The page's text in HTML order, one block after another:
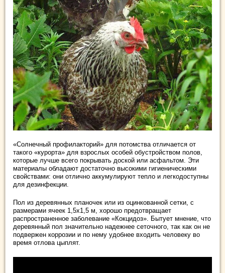
«Солнечный профилакторий» для потомства отличается от
такого «курорта» для взрослых особей обустройством полов,
которые лучше всего покрывать доской или асфальтом. Эти
материалы обладают достаточно высокими гигиеническими
свойствами: они отлично аккумулируют тепло и легкодоступны
для дезинфекции.
Пол из деревянных планочек или из оцинкованной сетки, с
размерами ячеек 1,5х1,5 м, хорошо предотвращает
распространенное заболевание «Кокцидоз». Бытует мнение, что
деревянный пол значительно надежнее сеточного, так как он не
подвержен коррозии и по нему удобнее входить человеку во
время отлова цыплят.